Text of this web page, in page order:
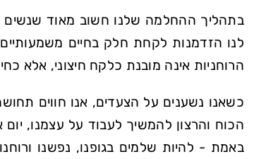
בתהליך ההחלמה שלנו חשוב מאוד שנשים
לנו הזדמנות לקחת חלק בחיים
הרוחניות אינה מובנת כלקח חיצוני, אלא
כשאנו נשענים על הצעדים, אנו חווים
הכוח והרצון להמשיך לעבוד על עצמנו,
באמת - להיות שלמים בגופנו, נפשנו